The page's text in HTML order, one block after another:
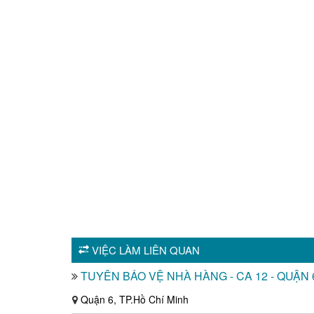
VIỆC LÀM LIÊN QUAN
TUYỂN BẢO VỆ NHÀ HÀNG - CA 12 - QUẬN
Quận 6, TP.Hồ Chí Minh